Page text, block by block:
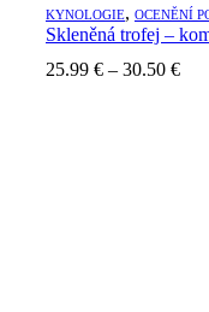
KYNOLOGIE, OCENĚNÍ
Skleněná trofej –
25.99 € – 30.50 €Price